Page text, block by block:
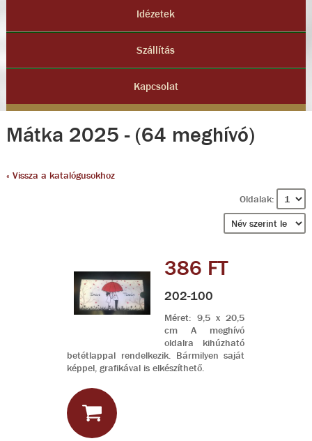
Idézetek
Szállítás
Kapcsolat
Mátka 2025 - (64 meghívó)
« Vissza a katalógusokhoz
Oldalak:
386 FT
202-100
Méret: 9,5 x 20,5
cm A meghívó
oldalra kihúzható
betétlappal rendelkezik. Bármilyen saját
képpel, grafikával is elkészíthető.